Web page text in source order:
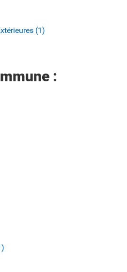
Extérieures filter
(1)
:
filter